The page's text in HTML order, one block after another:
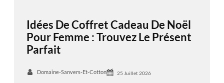
Idées De Coffret Cadeau De Noël
Pour Femme : Trouvez Le Présent
Parfait
Domaine-Sanvers-Et-Cotton 25 Juillet 2026